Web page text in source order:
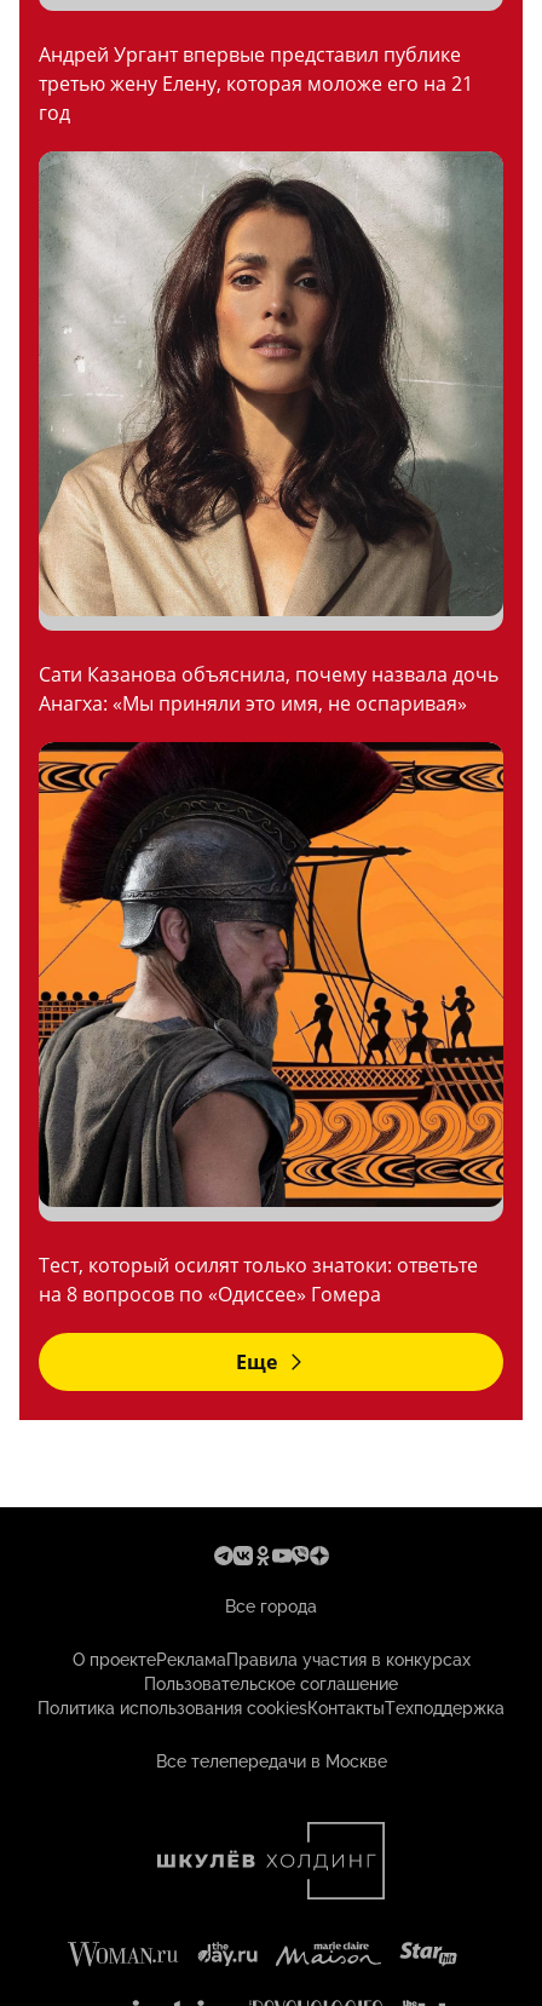
Андрей Ургант впервые представил публике
третью жену Елену, которая моложе его на 21
год
Сати Казанова объяснила, почему назвала дочь
Анагха: «Мы приняли это имя, не оспаривая»
Тест, который осилят только знатоки: ответьте
на 8 вопросов по «Одиссее» Гомера
Еще
Все города
О проектеРекламаПравила участия в конкурсах
Пользовательское соглашение
Политика использования cookiesКонтактыТехподдержка
Все телепередачи в Москве